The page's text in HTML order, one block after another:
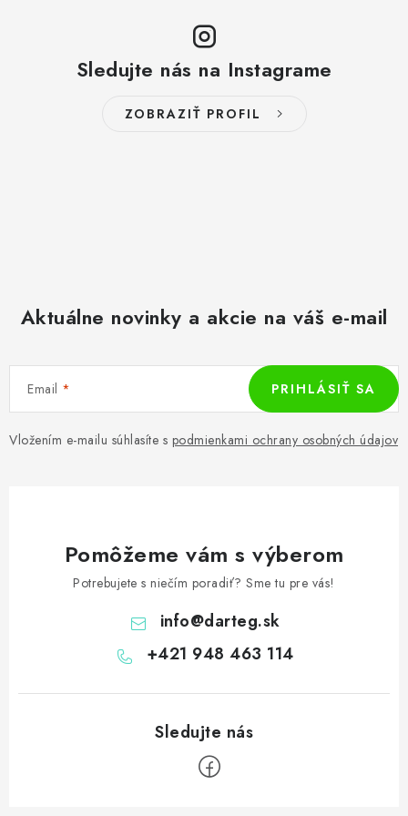
Sledujte nás na Instagrame
ZOBRAZIŤ PROFIL
Aktuálne novinky a akcie na váš e-mail
Email
Vložením e-mailu súhlasíte s podmienkami ochrany osobných údajov
PRIHLÁSIŤ SA
Pomôžeme vám s výberom
Potrebujete s niečím poradiť? Sme tu pre vás!
info@darteg.sk
+421 948 463 114